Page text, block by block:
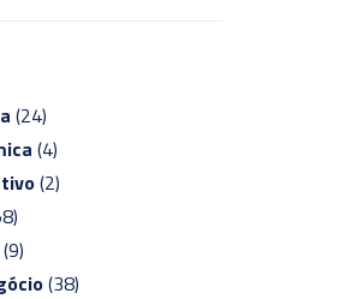
(24)
(4)
(2)
(9)
(38)